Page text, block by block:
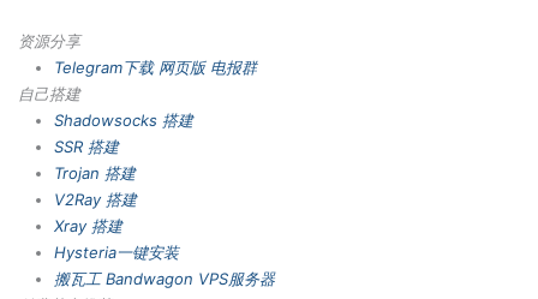
资源分享
Telegram下载 网页版 电报群
自己搭建
Shadowsocks 搭建
SSR 搭建
Trojan 搭建
V2Ray 搭建
Xray 搭建
Hysteria一键安装
搬瓦工 Bandwagon VPS服务器